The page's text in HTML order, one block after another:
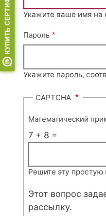
Укажите ваше имя на
Пароль
Укажите пароль,
CAPTCHA
Математический
7 + 8 =
Решите эту простую
Этот вопрос
рассылку.